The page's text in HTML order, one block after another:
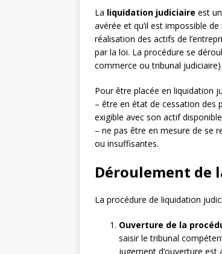
La liquidation judiciaire est
avérée et qu’il est impossible
réalisation des actifs de
par la loi. La procédure se
commerce ou tribunal
Pour être placée en liquidation
– être en état de cessation des
exigible avec son actif
– ne pas être en mesure de se
ou insuffisantes.
Déroulement de
La procédure de liquidation
Ouverture de la
saisir le tribunal
jugement d’ouverture